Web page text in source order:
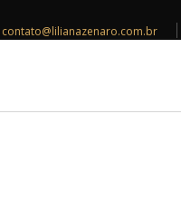
contato@lilianazenaro.com.br